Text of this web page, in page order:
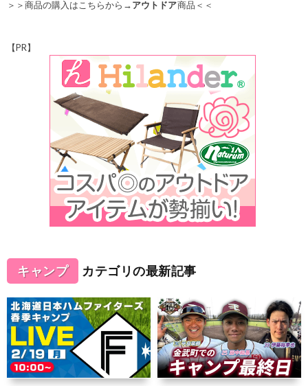
＞＞商品の購入はこちらから→アウトドア商品＜＜
【PR】
キャンプ カテゴリの最新記事